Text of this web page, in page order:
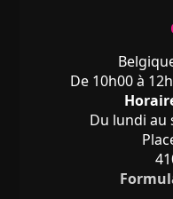
De 10h00 à
Du lundi au